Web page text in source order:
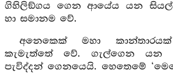
ගිහිලිඞ්ගය ගෙන ආයේය යන
හා සමානම වේ.
අනෙකෙක් මහා
කැමැත්තේ වේ. ගැල්ගෙන යන
පැවිද්දන් ගෙනයෙයි. හෙතෙමේ